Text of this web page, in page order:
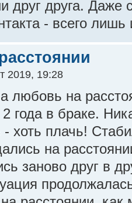
друг друга. Даже
- всего
2019, 19:28
любовь на
года в браке.
хоть плачь!
на
заново друг в